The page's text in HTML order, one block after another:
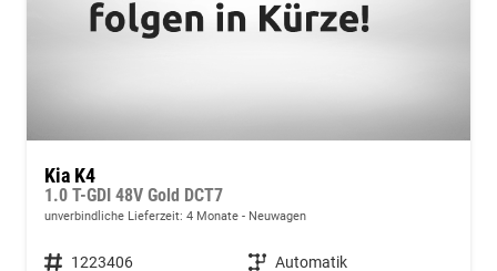
Kia K4
1.0 T-GDI 48V Gold DCT7
unverbindliche Lieferzeit: 4 Monate Neuwagen
Fahrzeugnummer 1223406 Getriebe Automatik